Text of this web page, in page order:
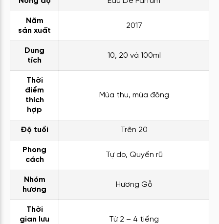
Năm
sản xuất
2017
Dung
tích
10, 20 và 100ml
Thời
điểm
thích
hợp
Mùa thu, mùa đông
Độ tuổi Trên 20
Phong
cách
Tự do, Quyến rũ
Nhóm
hương
Hương Gỗ
Thời
gian lưu
Từ 2 – 4 tiếng